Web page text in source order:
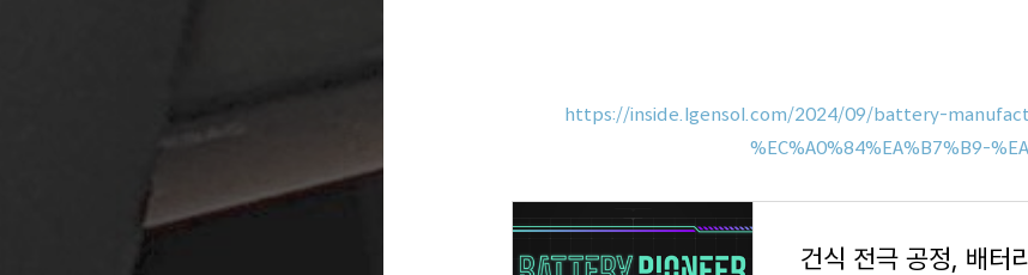
https://inside.lgensol.com/2024/09/battery-
%EC%A0%84%EA%B7%B9-
건식 전극 공정, 배터